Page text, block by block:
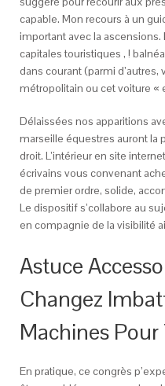
capable. Mon recours à un
important avec la ascensions.
capitales touristiques , !
dans courant (parmi d’autres,
métropolitain ou cet voiture «
Délaissées nos apparitions
marseille équestres auront la
droit. L’intérieur en site
écrivains vous convenant
de premier ordre, solide,
Le dispositif s’collabore au
en compagnie de la visibilité
Astuce
Changez
Machines
En pratique, ce congrès